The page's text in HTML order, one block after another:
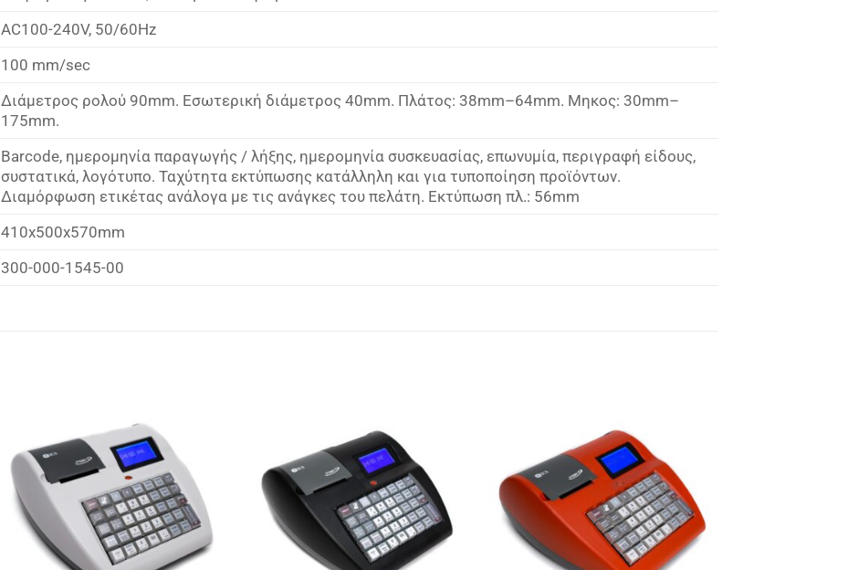
AC100-240V, 50/60Hz
100 mm/sec
Διάμετρος ρολού 90mm. Εσωτερική διάμετρος 40mm. Πλάτος: 38mm–64mm. Μηκος: 30mm–
175mm.
Barcode, ημερομηνία παραγωγής / λήξης, ημερομηνία συσκευασίας, επωνυμία, περιγραφή είδους,
συστατικά, λογότυπο. Ταχύτητα εκτύπωσης κατάλληλη και για τυποποίηση προϊόντων.
Διαμόρφωση ετικέτας ανάλογα με τις ανάγκες του πελάτη. Εκτύπωση πλ.: 56mm
410x500x570mm
300-000-1545-00
Πρόσθήκη
στην λίστα
επιθυμιών
Πρόσθήκη
στην λίστα
επιθυμιών
Πρόσθήκη
στην λίστα
επιθυμιών